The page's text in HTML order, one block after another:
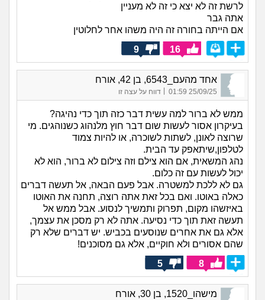
לרשת זה לא יצא כי זה לא מעניין
אתה גבר
אם הייתה בחורה זה היה משהו אחר לחלוטין
16
9
אחד מהעם_6543, בן 42, אורח
25/09/25 01:59 דווח על עצה זו
ממש לא ברור למה עשית דבר כזה תוך כדי נהיגה?
בעיקרון אסור לעשות שום דבר חוץ מלנהוג כשנוהגים. מי
שרוצה לאונן, לשתות לשוכרה, או להיות צמוד
לטלפון,שיתאפק עד הבית.
נהג המשאית, אם הוא צילם וזה צילום לא ברור, הוא לא
יכול לעשות עם זה כלום.
גם לא ללכת למשטרה. אבל פעם הבאה, אל תעשה דברים
כאלה באוטו. ואם בכל זאת אתה רוצה, תחנה את האוטו
באיזשהו מקום, תפרוק ותמשיך לנסוע. אבל ממש אל
תעשה זאת תוך כדי נסיעה. אתה לא רק מסכן את עצמך,
אלא גם את אחרים שנוסעים בכביש. יש דברים שלא רק
שהם אסורים ולא חוקיים, אלא גם מסוכנים!
8
5
מישהו_1520, בן 30, אורח